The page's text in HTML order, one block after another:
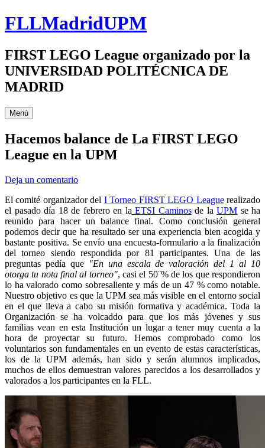
Saltar
al
FLLMadridUPM
FIRST LEGO League organizado por la
UNIVERSIDAD POLITÉCNICA DE
MADRID
Menú
Hacemos balance de La FIRST LEGO
League en la UPM
Deja un comentario
El comité organizador del I Torneo FIRST LEGO Leaguerealizado
el pasado día 18 de febrero en la ETSI Caminosde la UPM se ha
reunido para hacer un balance final. Como conclusión general
podemos decir que ha resultado ser una experiencia bien acogida y
bastante positiva. Se envío una encuesta-formulario a la finalización
del torneo siendo respondida por 81 participantes. Una de las
preguntas pedía que "En una escala de valoración del 1 al 10
otorga tu nota final al torneo", casi el 50¨% de los que respondieron
lo ha valorado como sobresaliente y más de un 47 % como notable.
Nuestro objetivo es que la UPM sea más visible en el entorno social
en el que lleva a cabo su misión formativa y académica. Toda la
Organización se ha volcaddo para que los más jóvenes y sus
familias vean en esta Institución un lugar a tener muy cuenta a la
hora de proyectar su futuro. Hemos comprobado como los
voluntarios son fundamentales en un evento de estas características,
los de la UPM además, han sido y serán alumnos implicados,
muchos de ellos demuestran valores parecidos a los desarrollados y
valorados a los participantes en la FLL.